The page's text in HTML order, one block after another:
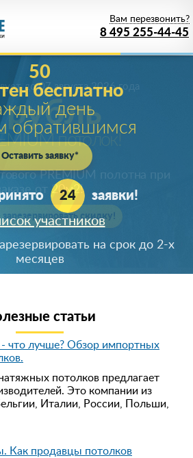
8 495 255-44-45
Вам перезвонить?
рубль
потолок!
до 07 августа 2026 года
PREMIUM полотна при
от 20м2!
зарезервировать скидку!
статьи
- что лучше? Обзор импортных
потолков предлагает
Это компании из
Италии, России, Польши,
Как продавцы потолков